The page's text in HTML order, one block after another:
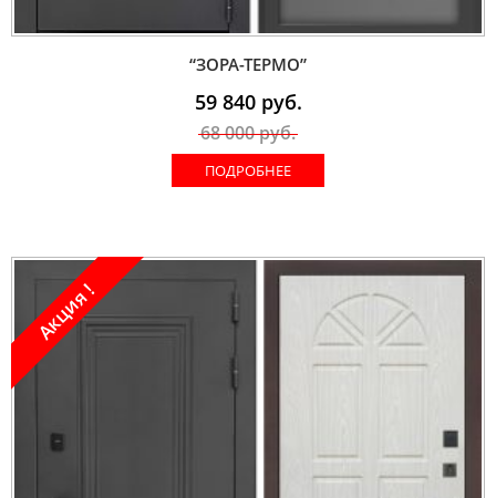
“ЗОРА-ТЕРМО”
59 840руб.
68 000руб.
ПОДРОБНЕЕ
Акция !